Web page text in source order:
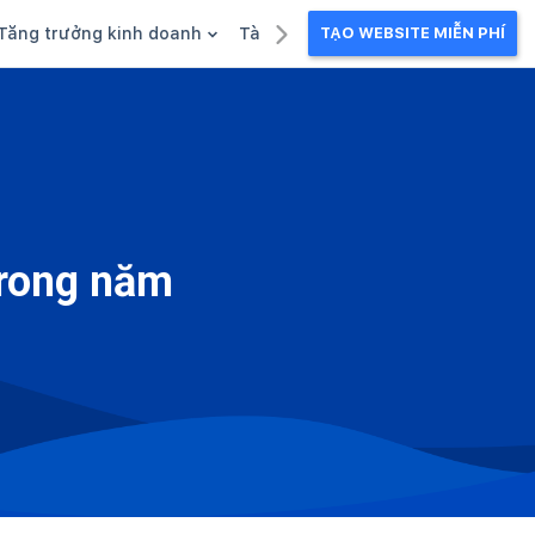
trưởng kinh doanh Tài liệu kinh doanhTẠO WEBSITE MIỄN PHÍ
năm